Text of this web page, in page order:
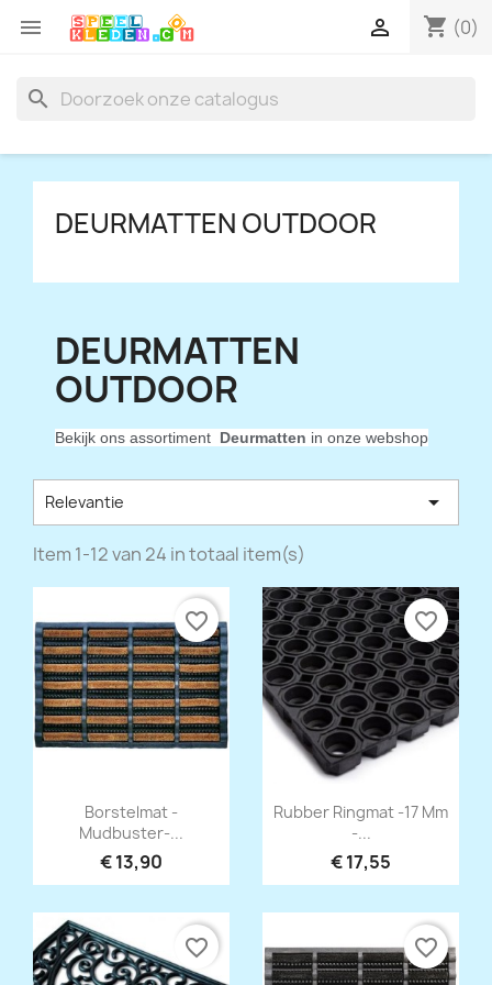
 shopping_cart (0)

search
DEURMATTEN OUTDOOR
DEURMATTEN
OUTDOOR
Bekijk ons assortiment Deurmatten in onze webshop
Relevantie 
Item 1-12 van 24 in totaal item(s)
Snel bekijken
Borstelmat -
Mudbuster-...
€ 13,90
favorite_border
Snel bekijken
Rubber Ringmat -17 Mm
-...
€ 17,55
favorite_border
favorite_border favorite_border